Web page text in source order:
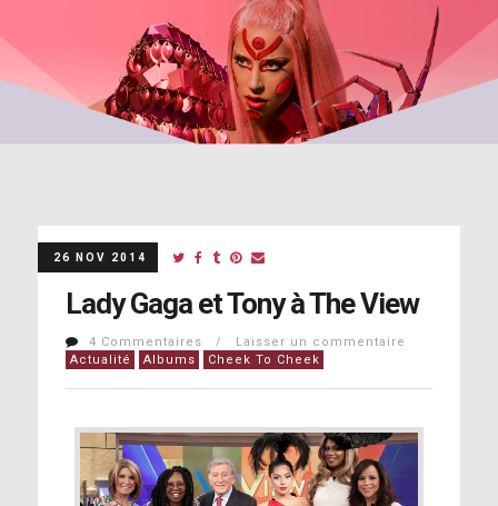
26 NOV 2014
Lady Gaga et Tony à The View
4 Commentaires / Laisser un commentaire
Actualité
Albums Cheek To Cheek